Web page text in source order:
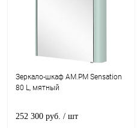
Зеркало-шкаф AM.PM Sensation
80 L, мятный
252 300 руб. / шт